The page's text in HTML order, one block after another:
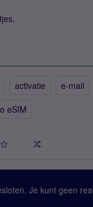
activatie e-mail
eSIM
Je kunt geen